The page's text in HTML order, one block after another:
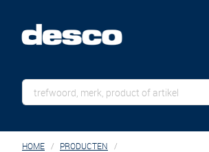
HOME
PRODUCTEN